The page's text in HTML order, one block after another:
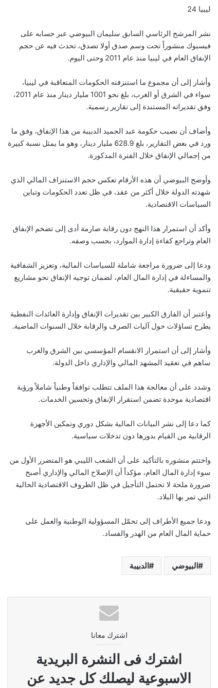
ليبيا 24
نشر المرشح الرئاسي السابق سليمان البيوضي عبر حسابه على
فيسبوك منشوراً تحت وسم صدق أولا تصدق، تحدث فيه عن حجم
الإنفاق العام في ليبيا منذ عام 2011 وحتى اليوم.
وأشار إلى أن مجموع ما استنزفته الحكومات المتعاقبة في ليبيا،
سواء في الشرق أو الغرب، بلغ نحو 1001 مليار دينار منذ عام 2011،
وفق تقديراته المستندة إلى تقارير رسمية.
وأضاف أن نصيب حكومة عبد الحميد الدبيبة من هذا الإنفاق، وفق ما
ورد في بعض التقارير، بلغ 628.9 مليار دينار، وهو ما يمثل نسبة كبيرة
من إجمالي الإنفاق خلال الفترة المذكورة.
وأوضح البيوضي أن هذه الأرقام تعكس حجم الاستنزاف المالي الذي
شهدته الدولة خلال أكثر من عقد، في ظل تعدد الحكومات وتباين
السياسات الاقتصادية.
وأكد أن استمرار هذا النهج دون رقابة صارمة أدى إلى تضخم الإنفاق
العام وتراجع كفاءة إدارة الموارد، بحسب وصفه.
ودعا إلى ضرورة مراجعة شاملة للسياسات المالية، وتعزيز الشفافية
والمساءلة في إدارة المال العام، لضمان توجيه الإنفاق نحو مشاريع
تنموية حقيقية.
واعتبر أن الفارق الكبير بين تقديرات الإنفاق وإدارة العائدات النفطية
يطرح تساؤلات حول آليات الصرف والرقابة خلال السنوات الماضية.
وأشار إلى أن استمرار الانقسام المؤسسي بين الشرق والغرب
ساهم في تعقيد المشهد المالي والإداري داخل الدولة.
وشدد على أن معالجة هذا الملف تتطلب توافقاً وطنياً شاملاً ورؤية
اقتصادية موحدة تضمن استقرار الإنفاق وتحسين الخدمات.
كما دعا إلى نشر البيانات المالية بشكل دوري وتمكين الأجهزة
الرقابية من القيام بدورها دون تدخلات سياسية.
واختتم منشوره بالتأكيد على أن الشعب الليبي هو المتضرر الأول من
سوء إدارة المال العام، مؤكداً أن الإصلاح المالي والإداري أصبح
ضرورة ملحة لا تحتمل التأجيل في ظل الظروف الاقتصادية الحالية
التي تمر بها البلاد.
ودعا جميع الأطراف إلى تحمّل المسؤولية الوطنية والعمل على
حماية المال العام من الهدر والفساد.
البيوضي الدبيبة
اشترك معانا
اشترك فى النشرة البريدية
الاسبوعية ليصلك كل جديد عن